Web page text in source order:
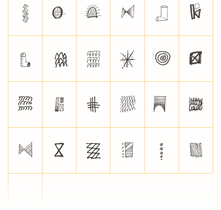
f g h i j k
l m n o p q
r s t u v w
x y z { | }